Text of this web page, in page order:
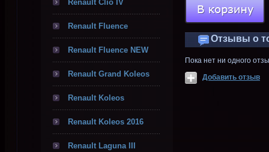
Renault Clio IV
Renault Fluence
Renault Fluence NEW
Renault Grand Koleos
Renault Koleos
Renault Koleos 2016
Renault Laguna III
Отзывы о
Пока нет ни одного
Добавить отзыв